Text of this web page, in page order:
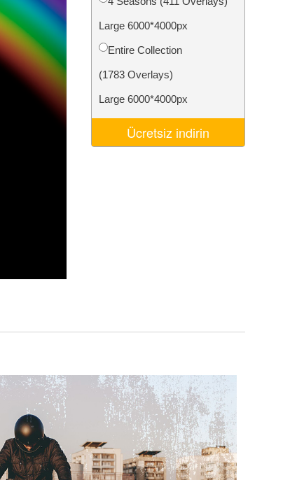
Video Editing Services
Large 6000*4000px
Entire Collection
(1783 Overlays)
Large 6000*4000px
Ücretsiz indirin